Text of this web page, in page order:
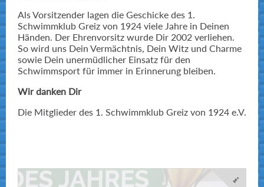
Als Vorsitzender lagen die Geschicke des 1.
Schwimmklub Greiz von 1924 viele Jahre in Deinen
Händen. Der Ehrenvorsitz wurde Dir 2002 verliehen.
So wird uns Dein Vermächtnis, Dein Witz und Charme
sowie Dein unermüdlicher Einsatz für den
Schwimmsport für immer in Erinnerung bleiben.
Wir danken Dir
Die Mitglieder des 1. Schwimmklub Greiz von 1924 e.V.